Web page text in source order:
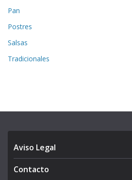
Pan
Postres
Salsas
Tradicionales
Aviso Legal
Contacto